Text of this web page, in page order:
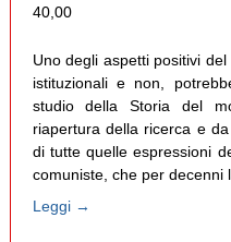
40,00
Uno degli aspetti positivi
istituzionali e non,
studio della Storia del
riapertura della ricerca e
di tutte quelle espressioni
comuniste, che per decenni
Leggi →